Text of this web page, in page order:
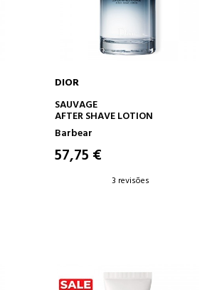
ADICIONAR AO CARRINHO
DIOR
SAUVAGE
AFTER SHAVE LOTION
Barbear
57,75 €
3 revisões